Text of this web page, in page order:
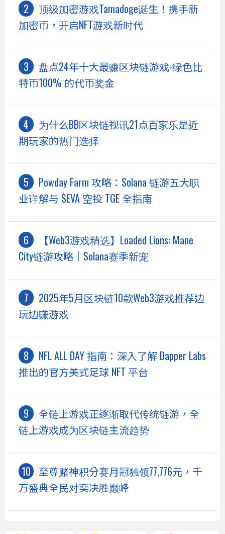
顶级加密游戏Tamadoge诞生！携手新
加密币，开启NFT游戏新时代
盘点24年十大最赚区块链游戏-绿色比
特币100% 的代币奖金
为什么BB区块链视讯21点百家乐是近
期玩家的热门选择
Powday Farm 攻略：Solana 链游五大职
业详解与 $EVA 空投 TGE 全指南
【Web3游戏精选】Loaded Lions: Mane
City链游攻略｜Solana赛季新宠
2025年5月区块链10款Web3游戏推荐边
玩边赚游戏
NFL ALL DAY 指南：深入了解 Dapper Labs
推出的官方美式足球 NFT 平台
全链上游戏正逐渐取代传统链游，全
链上游戏成为区块链主流趋势
至尊赌神积分赛月冠独领77,776元，千
万盛典全民对奕决胜巅峰